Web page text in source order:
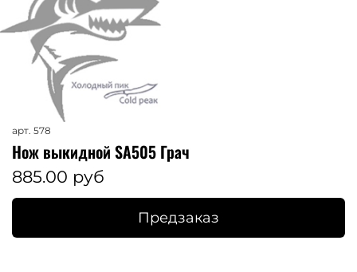
арт. 578
Нож выкидной SA505 Грач
885.00 руб
Предзаказ